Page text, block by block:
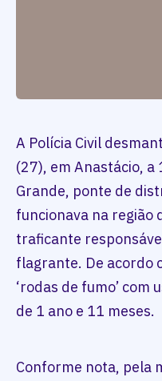
A Polícia Civil
(27), em Anastácio,
Grande, ponte de
funcionava na região
traficante
flagrante. De acordo
‘rodas de fumo’
de 1 ano e 11 meses.
Conforme nota, pela